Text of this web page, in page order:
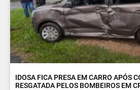
IDOSA FICA PRESA EM CARRO APÓS
RESGATADA PELOS BOMBEIROS EM